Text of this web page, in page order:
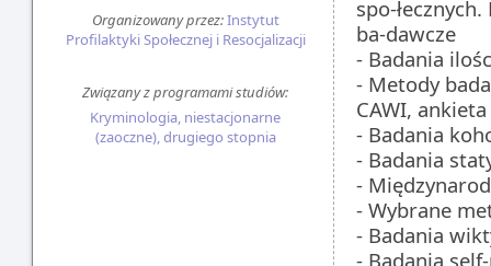
Organizowany przez:Instytut
Profilaktyki Społecznej i Resocjalizacji
Związany z programami studiów:
Kryminologia, niestacjonarne
(zaoczne), drugiego stopnia
spo-
ba-dawcze
- Badania
- Metody
CAWI,
- Badania
- Badania
-
- Wybrane
- Badania
- Badania